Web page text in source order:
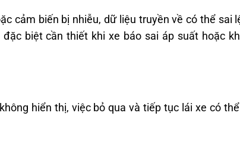
cảm biến bị nhiễu, dữ liệu truyền về có thể sai
biệt cần thiết khi xe báo sai áp suất hoặc
hiển thị, việc bỏ qua và tiếp tục lái xe có